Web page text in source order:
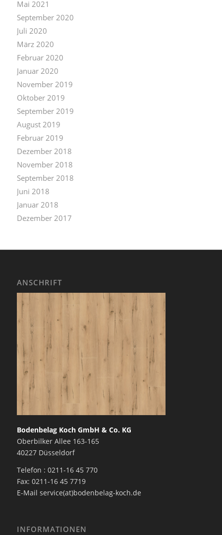
Mai 2021
September 2020
Juli 2020
März 2020
Februar 2020
Januar 2020
November 2019
Oktober 2019
September 2019
August 2019
Februar 2019
Dezember 2018
November 2018
September 2018
Juni 2018
Januar 2018
Dezember 2017
ANSCHRIFT
Bodenbelag Koch GmbH & Co. KG
Oberbilker Allee 163-165
40227 Düsseldorf
Telefon : 0211-16 45 770
Fax: 0211-16 45 7719
E-Mail service(at)bodenbelag-koch.de
INFORMATIONEN